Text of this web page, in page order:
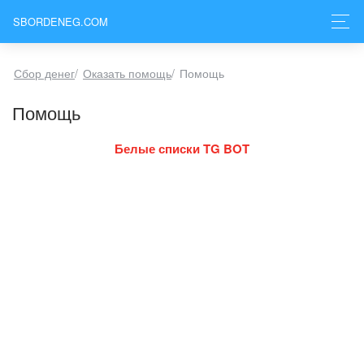
SBORDENEG.COM
Сбор денег/ Оказать помощь/ Помощь
Помощь
Белые списки TG BOT